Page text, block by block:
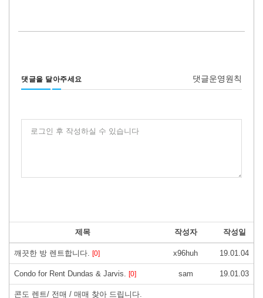
댓글을 달아주세요 댓글운영원칙
로그인 후 작성하실 수 있습니다
제목 작성자 작성일
깨끗한 방 렌트합니다. [0] x96huh 19.01.04
Condo for Rent Dundas & Jarvis. [0] sam 19.01.03
콘도 렌트/ 전매 / 매매 찾아 드립니다.